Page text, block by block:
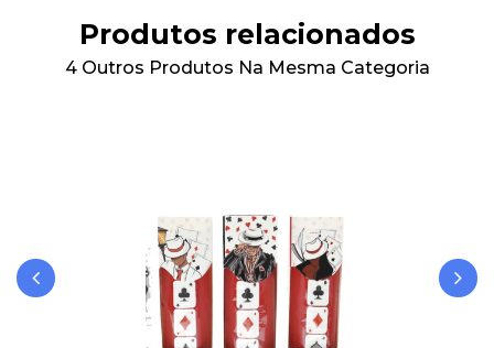
Produtos relacionados
4 Outros Produtos Na Mesma Categoria